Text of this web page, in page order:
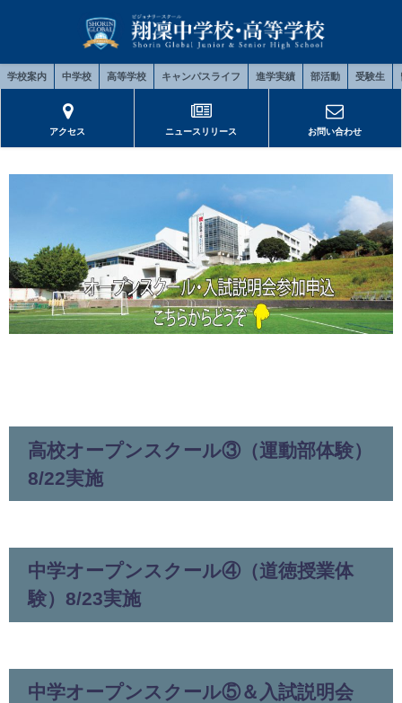
学校案内 中学校 高等学校 キャンパスライフ 進学実績 部活動 受験生
アクセス ニュースリリース お問い合わせ
高校オープンスクール③（運動部体験）
8/22実施
中学オープンスクール④（道徳授業体
験）8/23実施
中学オープンスクール⑤＆入試説明会